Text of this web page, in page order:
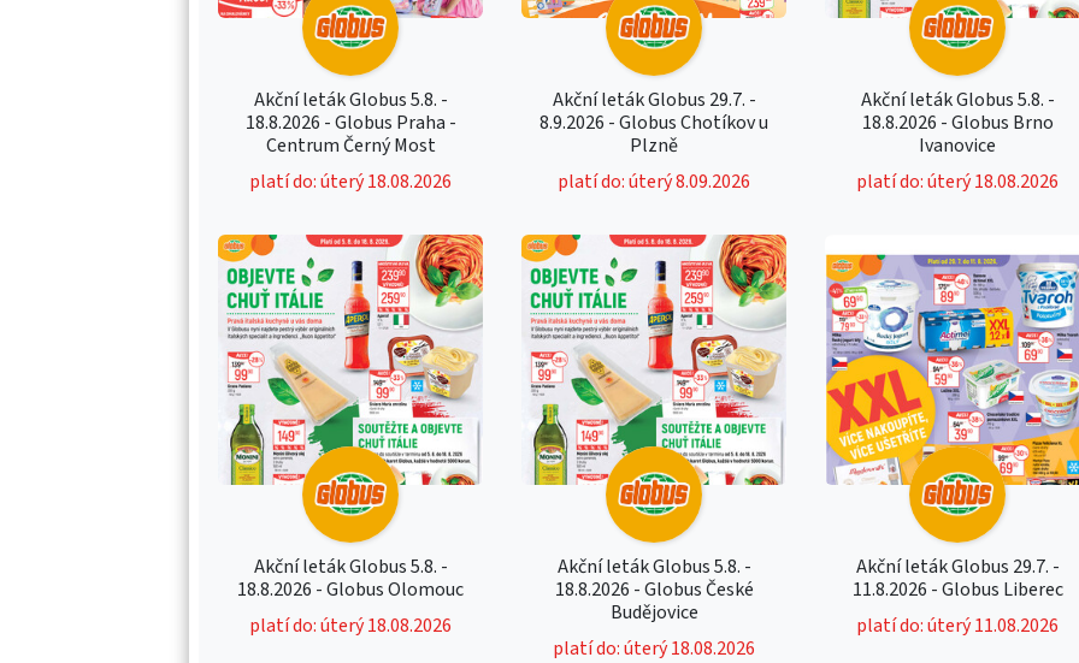
Akční leták Globus 5.8. -
18.8.2026 - Globus Praha -
Centrum Černý Most
platí do: úterý 18.08.2026
Akční leták Globus 29.7. -
8.9.2026 - Globus Chotíkov u
Plzně
platí do: úterý 8.09.2026
Akční leták Globus 5.8. -
18.8.2026 - Globus Brno
Ivanovice
platí do: úterý 18.08.2026
Akční leták Globus 5.8. -
18.8.2026 - Globus Olomouc
platí do: úterý 18.08.2026
Akční leták Globus 5.8. -
18.8.2026 - Globus České
Budějovice
platí do: úterý 18.08.2026
Akční leták Globus 29.7. -
11.8.2026 - Globus Liberec
platí do: úterý 11.08.2026